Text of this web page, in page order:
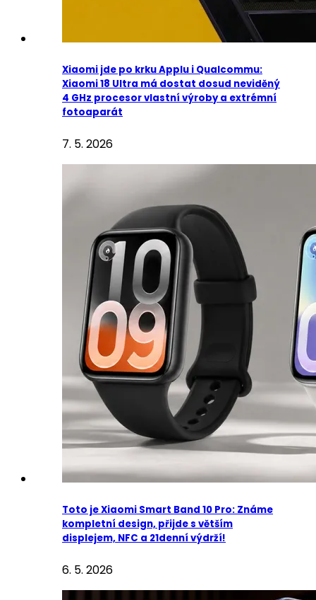
Xiaomi jde po krku Applu i Qualcommu:
Xiaomi 18 Ultra má dostat dosud neviděný
4 GHz procesor vlastní výroby a extrémní
fotoaparát
7. 5. 2026
Toto je Xiaomi Smart Band 10 Pro: Známe
kompletní design, přijde s větším
displejem, NFC a 21denní výdrží!
6. 5. 2026